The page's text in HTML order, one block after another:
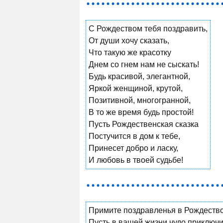
С Рождеством тебя поздравить,
От души хочу сказать,
Что такую же красотку
Днем со гнем нам не сыскать!
Будь красивой, элегантной,
Яркой женщиной, крутой,
Позитивной, многогранной,
В то же время будь простой!
Пусть Рождественская сказка
Постучится в дом к тебе,
Принесет добро и ласку,
И любовь в твоей судьбе!
Примите поздравленья в